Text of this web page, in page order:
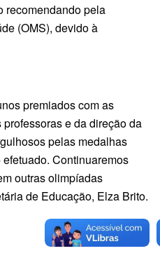
recomendando pela
(OMS), devido à
premiados com as
e da direção da
pelas medalhas
Continuaremos
outras olimpíadas
de Educação, Elza Brito.